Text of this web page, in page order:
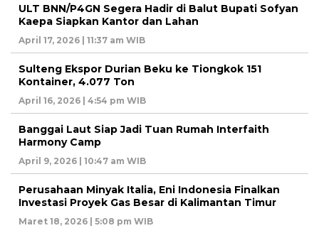
ULT BNN/P4GN Segera Hadir di Balut Bupati Sofyan
Kaepa Siapkan Kantor dan Lahan
April 17, 2026 | 11:37 am WIB
Sulteng Ekspor Durian Beku ke Tiongkok 151
Kontainer, 4.077 Ton
April 16, 2026 | 4:54 pm WIB
Banggai Laut Siap Jadi Tuan Rumah Interfaith
Harmony Camp
April 9, 2026 | 10:47 am WIB
Perusahaan Minyak Italia, Eni Indonesia Finalkan
Investasi Proyek Gas Besar di Kalimantan Timur
Maret 18, 2026 | 5:08 pm WIB